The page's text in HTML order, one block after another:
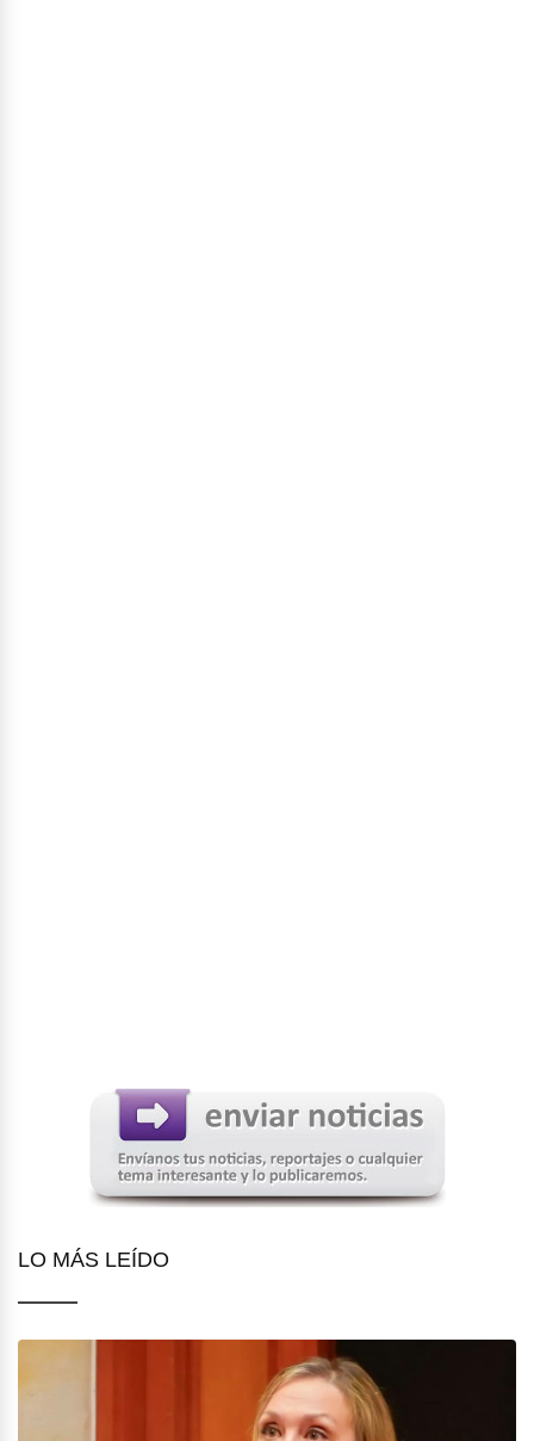
LO MÁS LEÍDO